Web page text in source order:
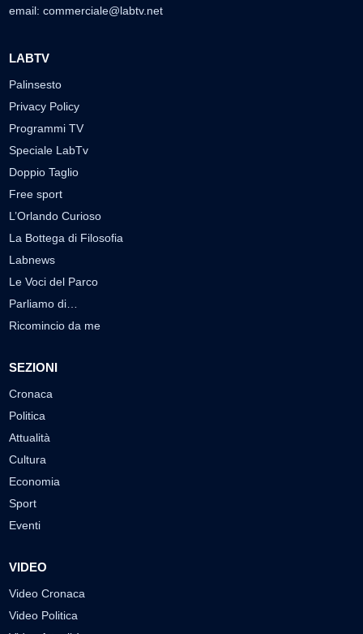
email: commerciale@labtv.net
LABTV
Palinsesto
Privacy Policy
Programmi TV
Speciale LabTv
Doppio Taglio
Free sport
L’Orlando Curioso
La Bottega di Filosofia
Labnews
Le Voci del Parco
Parliamo di…
Ricomincio da me
SEZIONI
Cronaca
Politica
Attualità
Cultura
Economia
Sport
Eventi
VIDEO
Video Cronaca
Video Politica